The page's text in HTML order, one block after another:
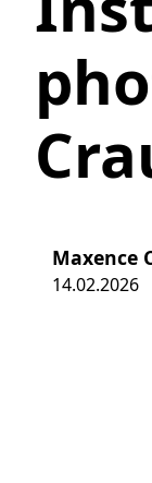
Maxence
14.02.2026